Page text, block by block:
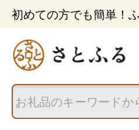
初めての方でも簡単！